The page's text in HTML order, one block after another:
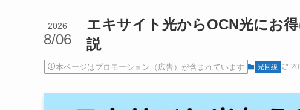
エキサイト光からOCN光にお
説
2026
8/06
本ページはプロモーション（広告）が含まれています 光回線